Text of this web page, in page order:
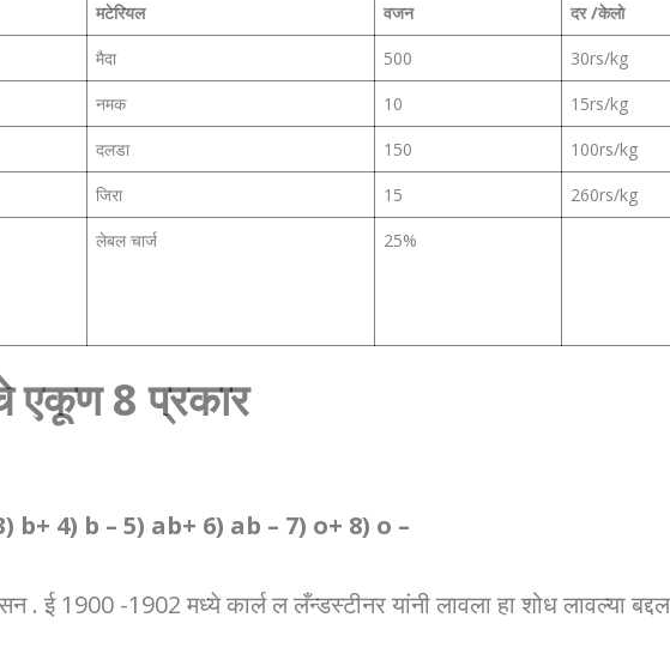
मटेरियल वजन दर /केलो
मैदा 500 30rs/kg
नमक 10 15rs/kg
दलडा 150 100rs/kg
जिरा 15 260rs/kg
लेबल चार्ज 25%
एकूण 8 प्रकार
b+ 4) b – 5) ab+ 6) ab – 7) o+ 8) o –
. ई 1900 -1902 मध्ये कार्ल ल लँन्डस्टीनर यांनी लावला हा शोध लावल्या